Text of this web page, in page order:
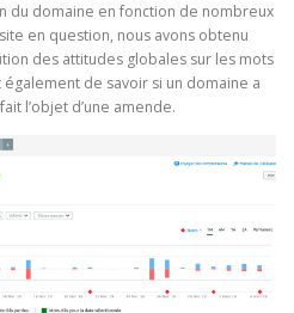
du domaine en fonction de nombreux
en question, nous avons obtenu
des attitudes globales sur les mots
de savoir si un domaine a
l’objet d’une amende.